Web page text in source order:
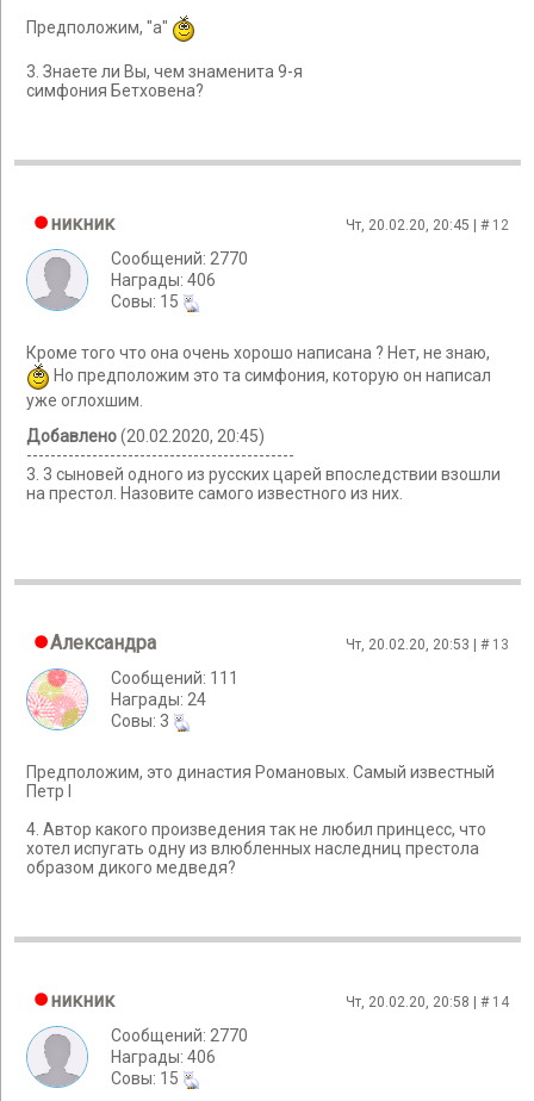
Предположим, "а"
3. Знаете ли Вы, чем знаменита 9-я
симфония Бетховена?
никник Чт, 20.02.20, 20:45 | # 12
Сообщений: 2770
Награды: 406
Cовы: 15
Кроме того что она очень хорошо написана ? Нет, не знаю,
Но предположим это та симфония, которую он написал
уже оглохшим.
Добавлено(20.02.2020, 20:45)
---------------------------------------------
3. 3 сыновей одного из русских царей впоследствии взошли
на престол. Назовите самого известного из них.
Александра Чт, 20.02.20, 20:53 | # 13
Сообщений: 111
Награды: 24
Cовы: 3
Предположим, это династия Романовых. Самый известный
Петр I
4. Автор какого произведения так не любил принцесс, что
хотел испугать одну из влюбленных наследниц престола
образом дикого медведя?
никник Чт, 20.02.20, 20:58 | # 14
Сообщений: 2770
Награды: 406
Cовы: 15